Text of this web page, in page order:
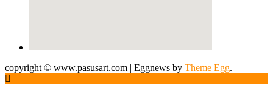
copyright © www.pasusart.com | Eggnews by Theme Egg.